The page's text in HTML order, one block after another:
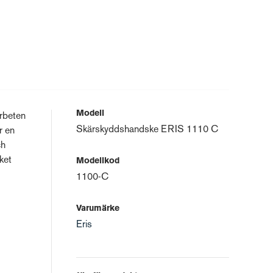
en
Modell
Skärskyddshandske ERIS 1110 C
Modellkod
1100-C
Varumärke
Eris